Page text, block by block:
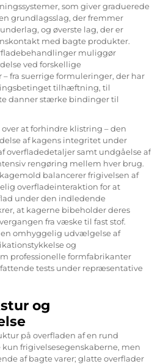
som giver graduerede
grundlagsslag, der fremmer
og øverste lag, der er
med bagte produkter.
muliggør
ved forskellige
fra suerrige formuleringer, der har
tilhæftning, til
danner stærke bindinger til
at forhindre klistring – den
af kagens integritet under
overfladedetaljer samt undgåelse af
rengøring mellem hver brug.
kagemold balancerer frigivelsen af
overfladeinteraktion for at
under den indledende
at kagerne bibeholder deres
fra væske til fast stof.
omhyggelig udvælgelse af
og
professionelle formfabrikanter
tests under repræsentative
og
på overfladen af en rund
frigivelsesegenskaberne, men
af bagte varer; glatte overflader